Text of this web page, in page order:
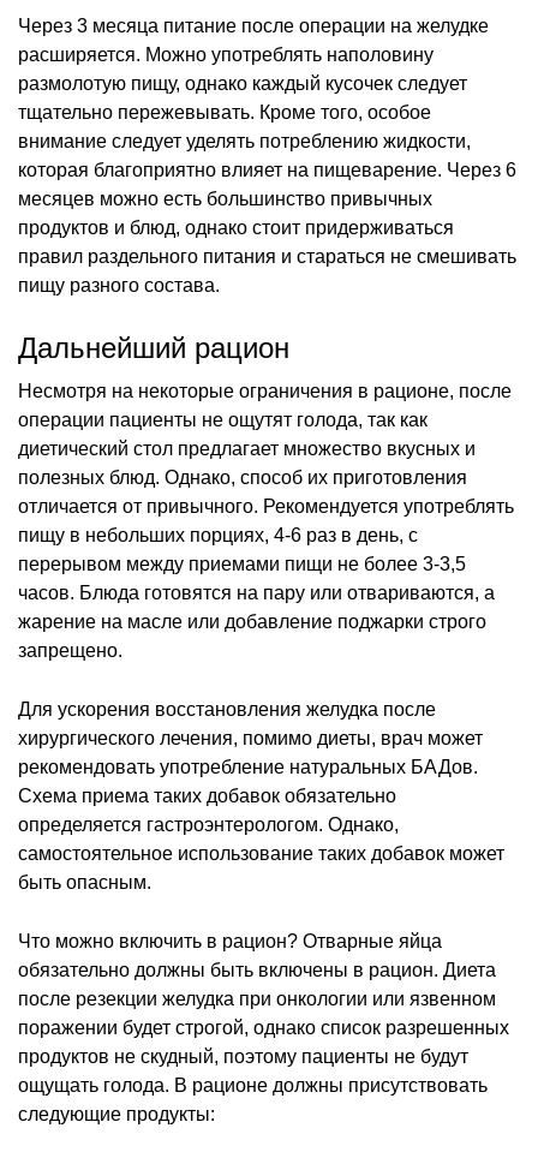
Через 3 месяца питание после операции на желудке
расширяется. Можно употреблять наполовину
размолотую пищу, однако каждый кусочек следует
тщательно пережевывать. Кроме того, особое
внимание следует уделять потреблению жидкости,
которая благоприятно влияет на пищеварение. Через 6
месяцев можно есть большинство привычных
продуктов и блюд, однако стоит придерживаться
правил раздельного питания и стараться не смешивать
пищу разного состава.
Дальнейший рацион
Несмотря на некоторые ограничения в рационе, после
операции пациенты не ощутят голода, так как
диетический стол предлагает множество вкусных и
полезных блюд. Однако, способ их приготовления
отличается от привычного. Рекомендуется употреблять
пищу в небольших порциях, 4-6 раз в день, с
перерывом между приемами пищи не более 3-3,5
часов. Блюда готовятся на пару или отвариваются, а
жарение на масле или добавление поджарки строго
запрещено.
Для ускорения восстановления желудка после
хирургического лечения, помимо диеты, врач может
рекомендовать употребление натуральных БАДов.
Схема приема таких добавок обязательно
определяется гастроэнтерологом. Однако,
самостоятельное использование таких добавок может
быть опасным.
Что можно включить в рацион? Отварные яйца
обязательно должны быть включены в рацион. Диета
после резекции желудка при онкологии или язвенном
поражении будет строгой, однако список разрешенных
продуктов не скудный, поэтому пациенты не будут
ощущать голода. В рационе должны присутствовать
следующие продукты: